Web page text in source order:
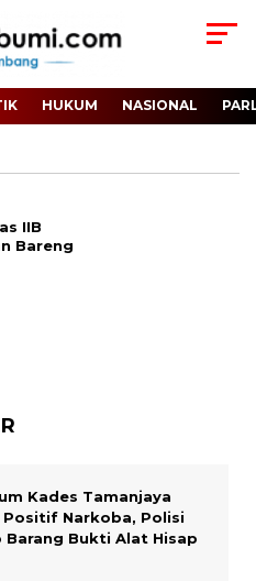
HUKUM NASIONAL
IIB
Bareng
Kades Tamanjaya
Positif Narkoba, Polisi
Barang Bukti Alat Hisap